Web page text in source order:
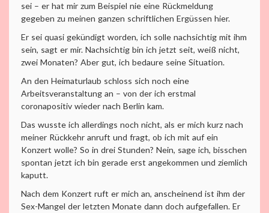
sei – er hat mir zum Beispiel nie eine Rückmeldung
gegeben zu meinen ganzen schriftlichen Ergüssen hier.
Er sei quasi gekündigt worden, ich solle nachsichtig mit ihm
sein, sagt er mir. Nachsichtig bin ich jetzt seit, weiß nicht,
zwei Monaten? Aber gut, ich bedaure seine Situation.
An den Heimaturlaub schloss sich noch eine
Arbeitsveranstaltung an – von der ich erstmal
coronapositiv wieder nach Berlin kam.
Das wusste ich allerdings noch nicht, als er mich kurz nach
meiner Rückkehr anruft und fragt, ob ich mit auf ein
Konzert wolle? So in drei Stunden? Nein, sage ich, bisschen
spontan jetzt ich bin gerade erst angekommen und ziemlich
kaputt.
Nach dem Konzert ruft er mich an, anscheinend ist ihm der
Sex-Mangel der letzten Monate dann doch aufgefallen. Er